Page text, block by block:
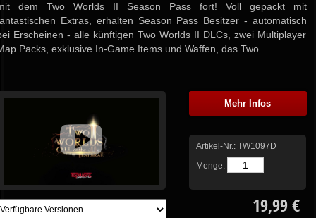
dem Two Worlds II Season Pass fort! Voll gepackt mit
Extras, erhalten Season Pass Besitzer - automatisch
Erscheinen - alle künftigen Two Worlds II DLCs, zwei Multiplayer
Packs, exklusive In-Game Items und Waffen, das Two...
Mehr Infos
Artikel-Nr.: TW1097D
Menge:
19,99 €